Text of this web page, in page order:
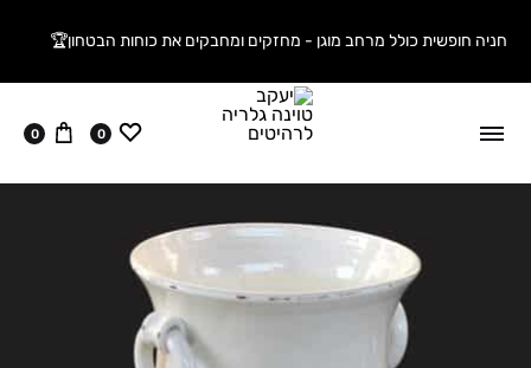
חניה חופשית כולל מרחב מוגן - מחזקים ומחבקים את כוחות הבטחון🏆
ווישליסט
0 עגלה
0